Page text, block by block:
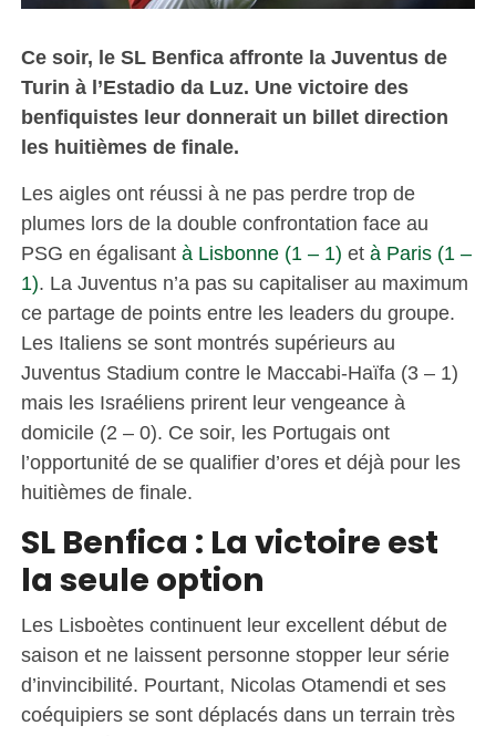
Ce soir, le SL Benfica affronte la Juventus de
Turin à l’Estadio da Luz. Une victoire des
benfiquistes leur donnerait un billet direction
les huitièmes de finale.
Les aigles ont réussi à ne pas perdre trop de
plumes lors de la double confrontation face au
PSG en égalisant à Lisbonne (1 – 1) età Paris (1 –
1). La Juventus n’a pas su capitaliser au maximum
ce partage de points entre les leaders du groupe.
Les Italiens se sont montrés supérieurs au
Juventus Stadium contre le Maccabi-Haïfa (3 – 1)
mais les Israéliens prirent leur vengeance à
domicile (2 – 0). Ce soir, les Portugais ont
l’opportunité de se qualifier d’ores et déjà pour les
huitièmes de finale.
SL Benfica : La victoire est
la seule option
Les Lisboètes continuent leur excellent début de
saison et ne laissent personne stopper leur série
d’invincibilité. Pourtant, Nicolas Otamendi et ses
coéquipiers se sont déplacés dans un terrain très